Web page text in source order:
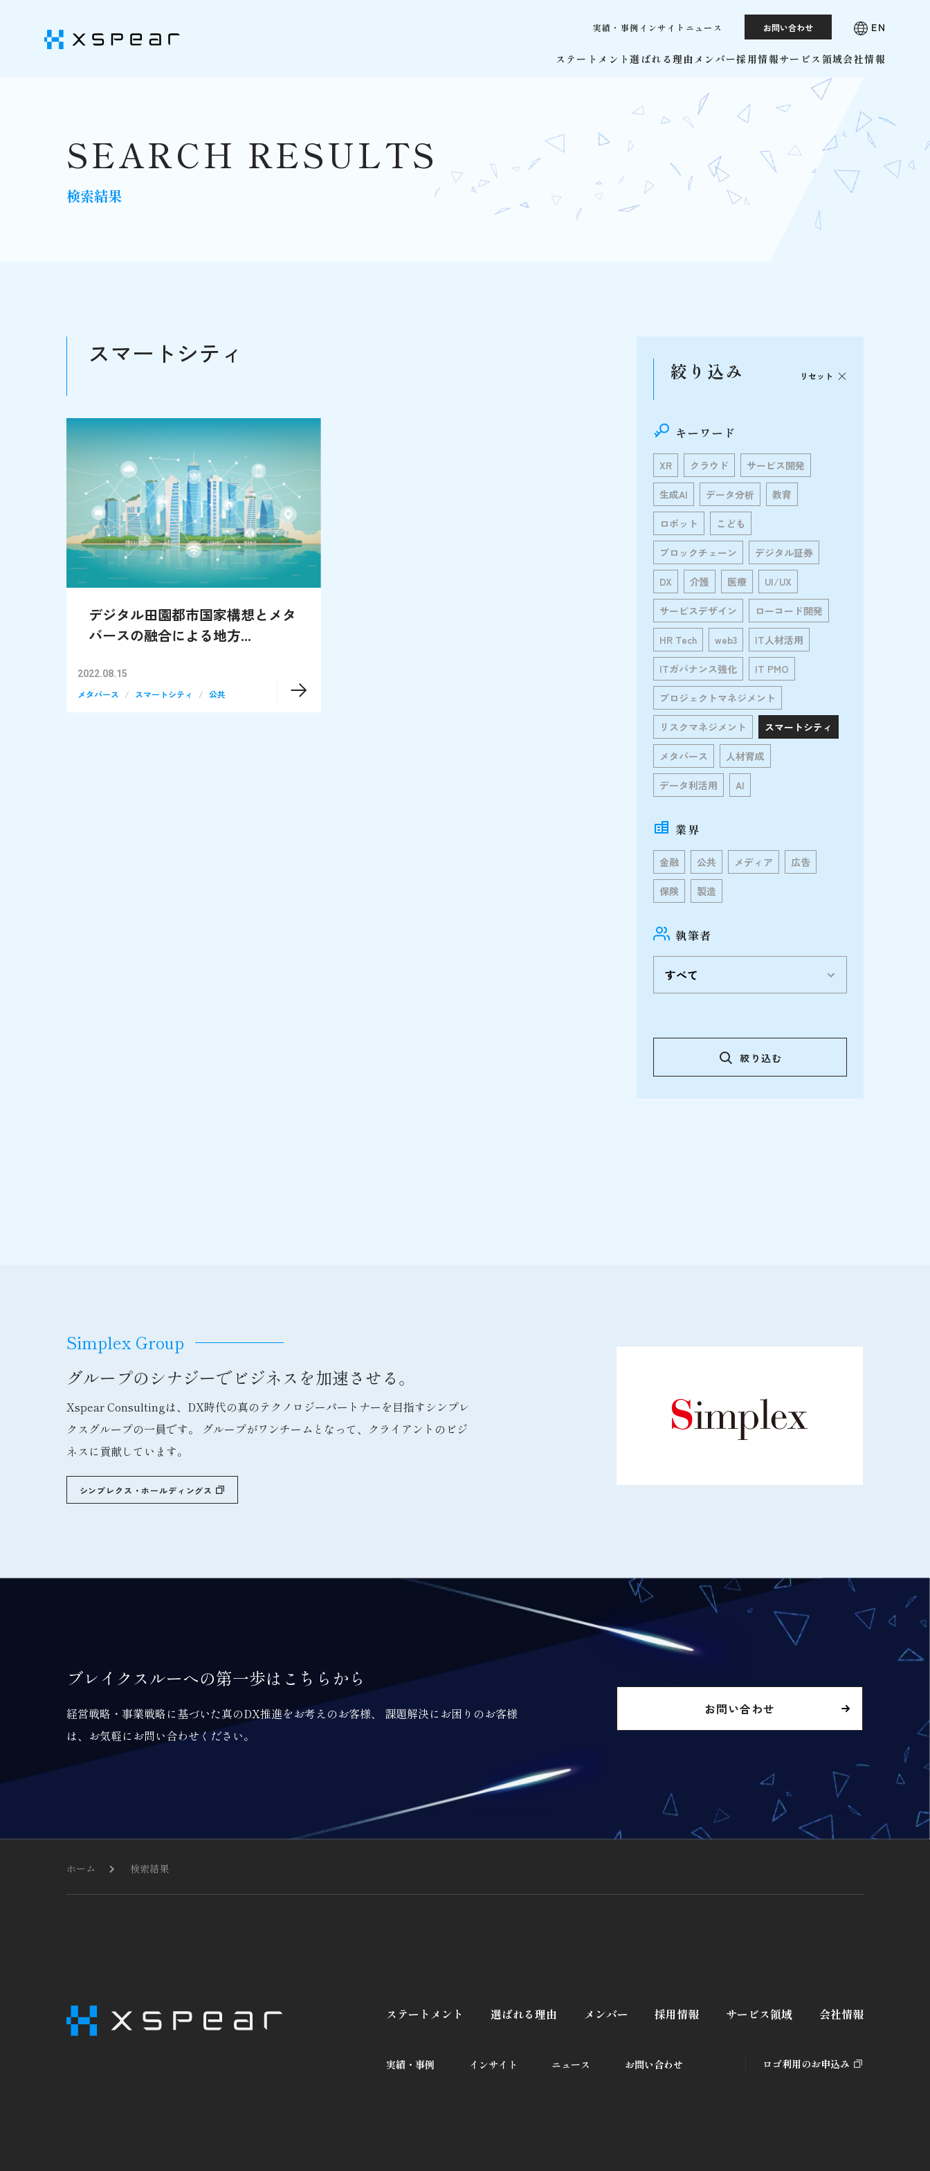
実績・事例 インサイト ニュース お問い合わせ EN
ステートメント選ばれる理由メンバー採用情報サービス領域会社情報
SEARCH RESULTS
検索結果
スマートシティ
デジタル田園都市国家構想とメタ
バースの融合による地方...
2022.08.15
メタバース スマートシティ 公共
絞り込み
キーワード
XR クラウド サービス開発
生成AI データ分析 教育
ロボット こども
ブロックチェーン デジタル証券
DX 介護 医療 UI/UX
サービスデザイン ローコード開発
HR Tech web3 IT人材活用
ITガバナンス強化 IT PMO
プロジェクトマネジメント
リスクマネジメント スマートシティ
メタバース 人材育成
データ利活用 AI
業界
金融 公共 メディア 広告
保険 製造
執筆者
絞り込む
リセット
Simplex Group
グループのシナジーでビジネスを加速させる。
Xspear Consultingは、DX時代の真のテクノロジーパートナーを目指すシンプレ
クスグループの一員です。 グループがワンチームとなって、クライアントのビジ
ネスに貢献しています。
シンプレクス・ホールディングス
ブレイクスルーへの第一歩はこちらから
経営戦略・事業戦略に基づいた真のDX推進をお考えのお客様、 課題解決にお困りのお客様
は、お気軽にお問い合わせください。
お問い合わせ
ホーム 検索結果
ステートメント 選ばれる理由 メンバー 採用情報 サービス領域 会社情報
実績・事例 インサイト ニュース お問い合わせ ロゴ利用のお申込み